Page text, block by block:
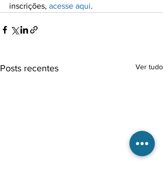
inscrições, acesse aqui.
Posts recentes Ver tudo